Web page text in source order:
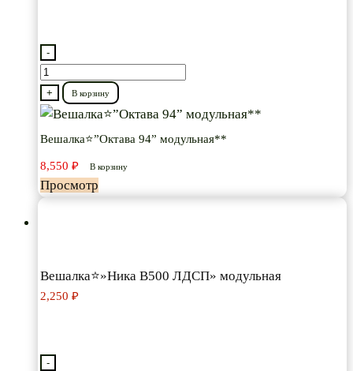
-
Количество
товара
Вешалка⭐”Октава
+ В корзину
Вешалка⭐”Октава 94” модульная**
8,550 ₽ В корзину
Просмотр
Вешалка⭐»Ника В500 ЛДСП» модульная
2,250 ₽
-